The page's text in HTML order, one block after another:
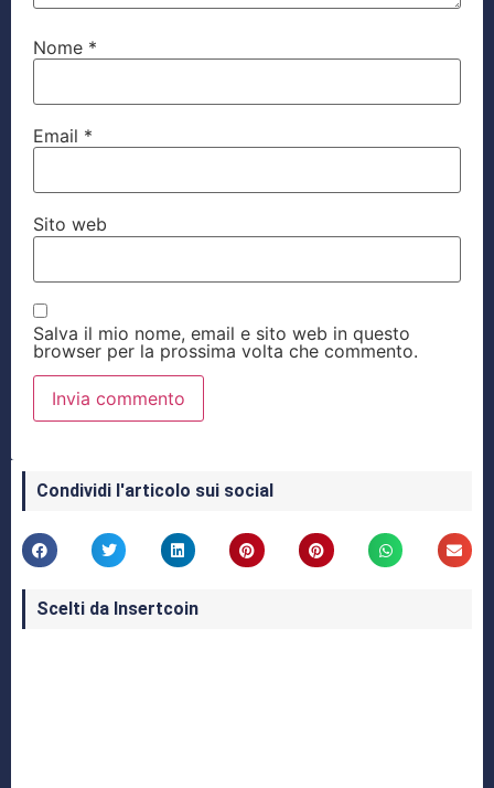
Nome *
Email *
Sito web
Salva il mio nome, email e sito web in questo
browser per la prossima volta che commento.
Condividi l'articolo sui social
Scelti da Insertcoin